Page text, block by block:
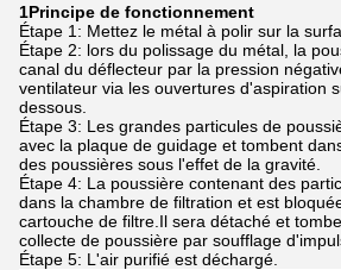
1Principe de fonctionnement
Étape 1: Mettez le métal à polir sur la
Étape 2: lors du polissage du métal, la
canal du déflecteur par la pression
ventilateur via les ouvertures d'aspiration
dessous.
Étape 3: Les grandes particules de
avec la plaque de guidage et tombent
des poussières sous l'effet de la gravité.
Étape 4: La poussière contenant des
dans la chambre de filtration et est
cartouche de filtre.Il sera détaché et
collecte de poussière par soufflage
Étape 5: L'air purifié est déchargé.